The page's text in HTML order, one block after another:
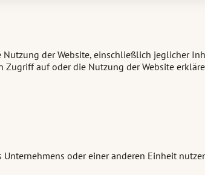
der Website, einschließlich jeglicher
Zugriff auf oder die Nutzung der Website
oder einer anderen Einheit